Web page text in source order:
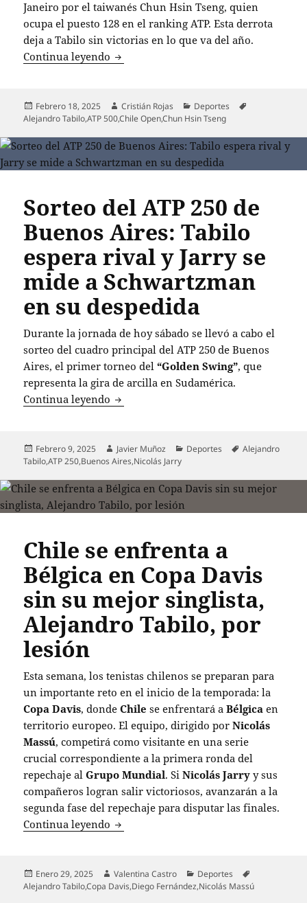
Janeiro por el taiwanés Chun Hsin Tseng, quien
ocupa el puesto 128 en el ranking ATP. Esta derrota
deja a Tabilo sin victorias en lo que va del año.
Continua leyendo Alejandro Tabilo sufre otra derrota y
Publicado
el
Febrero 18, 2025 Autor
Cristián Rojas Categorías
Deportes
Alejandro Tabilo,ATP 500,Chile Open,Chun Hsin Tseng
Sorteo del ATP 250 de
Buenos Aires: Tabilo
espera rival y Jarry se
mide a Schwartzman
en su despedida
Durante la jornada de hoy sábado se llevó a cabo el
sorteo del cuadro principal del ATP 250 de Buenos
Aires, el primer torneo del“Golden Swing”, que
representa la gira de arcilla en Sudamérica.
Continua leyendo Sorteo del ATP 250 de Buenos Aires:
Publicado
el
Febrero 9, 2025 Autor
Javier Muñoz Categorías
Deportes Etiquetas
Alejandro
Tabilo,ATP 250,Buenos Aires,Nicolás Jarry
Chile se enfrenta a
Bélgica en Copa Davis
sin su mejor singlista,
Alejandro Tabilo, por
lesión
Esta semana, los tenistas chilenos se preparan para
un importante reto en el inicio de la temporada: la
Copa Davis, dondeChile se enfrentará aBélgica en
territorio europeo. El equipo, dirigido porNicolás
Massú, competirá como visitante en una serie
crucial correspondiente a la primera ronda del
repechaje alGrupo Mundial. SiNicolás Jarry y sus
compañeros logran salir victoriosos, avanzarán a la
segunda fase del repechaje para disputar las finales.
Continua leyendo Chile se enfrenta a Bélgica en Copa
Publicado
el
Enero 29, 2025 Autor
Valentina Castro Categorías
Deportes
Alejandro Tabilo,Copa Davis,Diego Fernández,Nicolás Massú